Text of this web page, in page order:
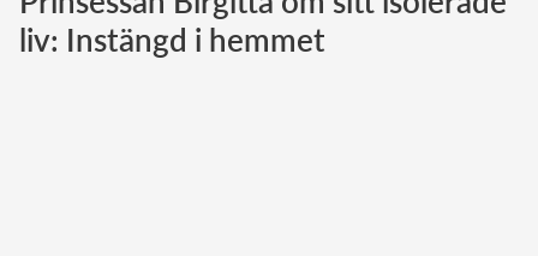
Norska kungahuset
liv: Instängd i hemmet